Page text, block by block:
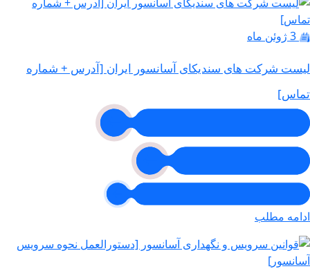
لیست شرکت های سندیکای آسانسور ایران [آدرس + شماره
تماس]
ادامه مطلب